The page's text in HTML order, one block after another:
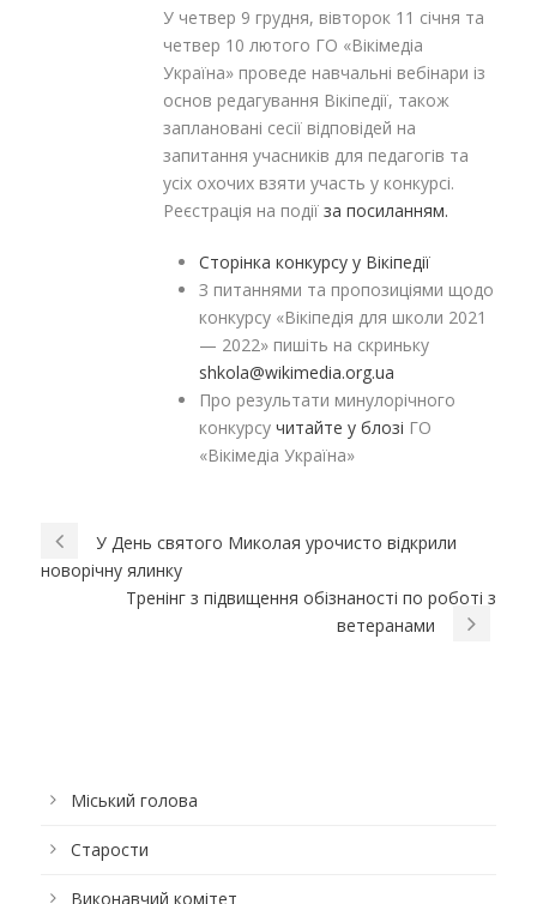
У четвер 9 грудня, вівторок 11 січня та
четвер 10 лютого ГО «Вікімедіа
Україна» проведе навчальні вебінари із
основ редагування Вікіпедії, також
заплановані сесії відповідей на
запитання учасників для педагогів та
усіх охочих взяти участь у конкурсі.
Реєстрація на події за посиланням.
Сторінка конкурсу у Вікіпедії
З питаннями та пропозиціями щодо
конкурсу «Вікіпедія для школи 2021
— 2022» пишіть на скриньку
shkola@wikimedia.org.ua
Про результати минулорічного
конкурсу читайте у блозі ГО
«Вікімедіа Україна»
У День святого Миколая урочисто відкрили
новорічну ялинку
Тренінг з підвищення обізнаності по роботі з
ветеранами
Міський голова
Старости
Виконавчий комітет